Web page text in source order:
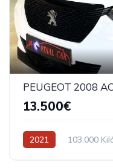
PEUGEOT 2008
13.500€
2021 103.000